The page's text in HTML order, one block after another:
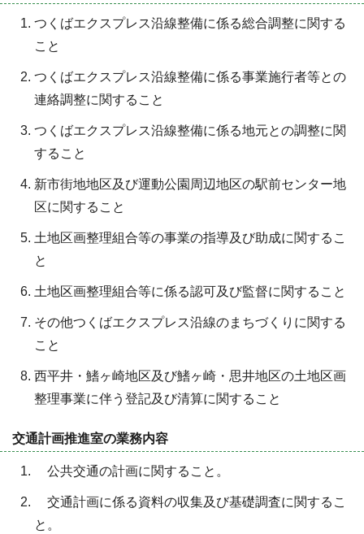
つくばエクスプレス沿線整備に係る総合調整に関する
こと
つくばエクスプレス沿線整備に係る事業施行者等との
連絡調整に関すること
つくばエクスプレス沿線整備に係る地元との調整に関
すること
新市街地地区及び運動公園周辺地区の駅前センター地
区に関すること
土地区画整理組合等の事業の指導及び助成に関するこ
と
土地区画整理組合等に係る認可及び監督に関すること
その他つくばエクスプレス沿線のまちづくりに関する
こと
西平井・鰭ヶ崎地区及び鰭ヶ崎・思井地区の土地区画
整理事業に伴う登記及び清算に関すること
交通計画推進室の業務内容
公共交通の計画に関すること。
交通計画に係る資料の収集及び基礎調査に関するこ
と。